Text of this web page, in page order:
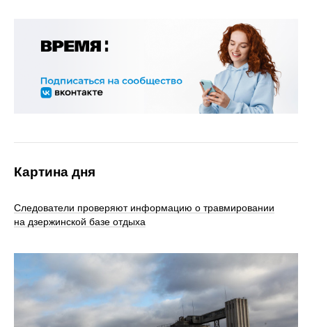
Картина дня
Следователи проверяют информацию о травмировании
на дзержинской базе отдыха